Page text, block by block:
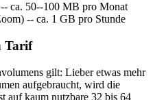
ca. 50--100 MB pro Monat
-- ca. 1 GB pro Stunde
Tarif
gilt: Lieber etwas mehr
aufgebraucht, wird die
auf kaum nutzbare 32 bis 64